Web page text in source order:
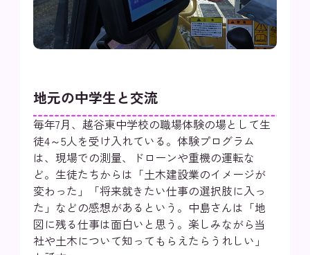
地元の中学生と交流
毎年7月、越谷東中学校の職場体験の場として生
徒4～5人を受け入れている。体験プログラム
は、現場での測量、ドローンや重機の運転な
ど。生徒たちからは「土木建設業のイメージが
変わった」「将来就きたい仕事の選択肢に入っ
た」などの感想があるという。中島さんは「地
図に残る仕事は面白いと思う。楽しみながら当
社や土木について知ってもらえたらうれしい」